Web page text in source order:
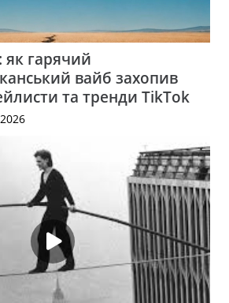
як гарячий
вайб захопив
та тренди TikTok